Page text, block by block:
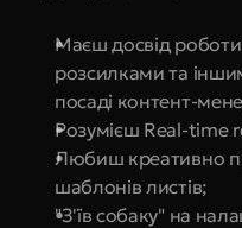
Маєш досвід
розсилками та
посаді контент-
Розумієш Real-time
Любиш креативно
шаблонів листів;
"З'їв собаку" на